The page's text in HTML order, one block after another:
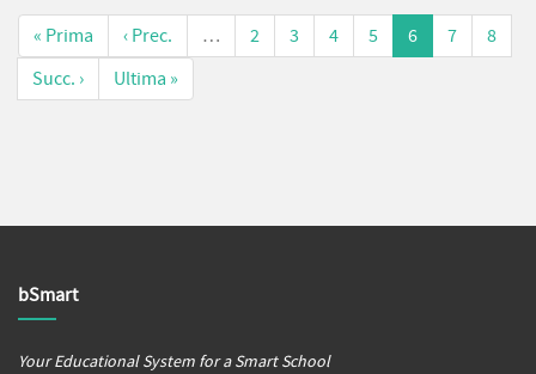
« Prima ‹ Prec. … 2 3 4 5 6 7
8
Succ. ›
Ultima »
bSmart
Your Educational System for a Smart School